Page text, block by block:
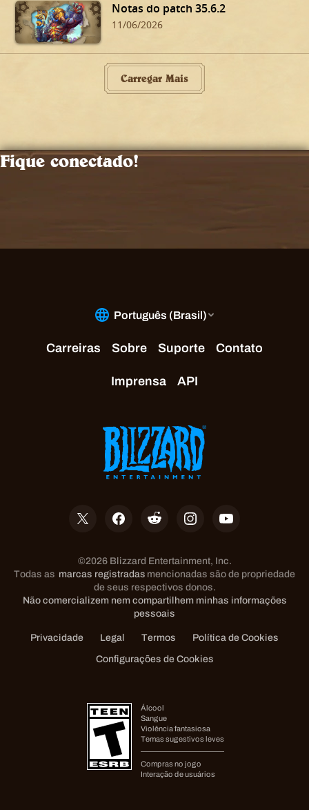
Notas do patch 35.6.2
11/06/2026
Carregar Mais
Fique conectado!